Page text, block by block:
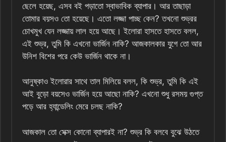
ছেলে হয়েছ, এসব বই পড়াতো স্বাভাবিক ব্যাপার। আর তাছাড়া
তোমার বয়সও তো হয়েছে। এতো লজ্জা পাচ্ছ কেন? তখনো শুভ্রর
চোখমুখ যেন লজ্জায় লাল হয়ে আছে। ইলোরা হাসতে হাসতে বলল,
এই শুভ্র, তুমি কি এখনো ভার্জিন নাকি? আজকালকার যুগে তো আর
উনিশ বিশের পরে কেউ ভার্জিন থাকে না।
আনুষ্কাও ইলোরার সাথে তাল মিলিয়ে বলল, কি শুভ্র, তুমি কি এই
আই বুড়ো বয়সেও ভার্জিন হয়ে আছো নাকি? এখনো শুধু রসময় গুপ্ত
পড়ে আর হ্যান্ডেলিং মেরে চলছ নাকি?
আজকাল তো সেক্স কোনো ব্যাপারই না? শুভ্র কি বলবে বুঝে উঠতে